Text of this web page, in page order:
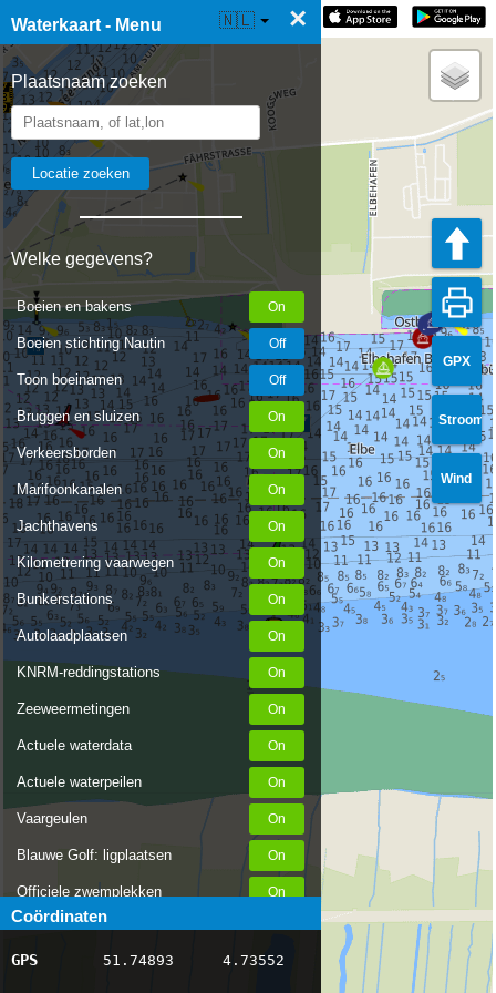
Waterkaart - Menu ×
Plaatsnaam zoeken
Welke gegevens?
Boeien en bakens
Boeien stichting Nautin
Toon boeinamen
Bruggen en sluizen
Verkeersborden
Marifoonkanalen
Jachthavens
Kilometrering vaarwegen
Bunkerstations
Autolaadplaatsen
KNRM-reddingstations
Zeeweermetingen
Actuele waterdata
Actuele waterpeilen
Vaargeulen
Blauwe Golf: ligplaatsen
Officiele zwemplekken
Stremmingen/hinder
AIS scheepsposities
Coördinaten
GPS 51.74893 4.73552
☰ Waterkaart Live 🇳🇱
GPX
Stroom
Wind